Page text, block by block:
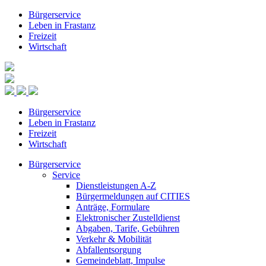
Bürgerservice
Leben in Frastanz
Freizeit
Wirtschaft
Bürgerservice
Leben in Frastanz
Freizeit
Wirtschaft
Bürgerservice
Service
Dienstleistungen A-Z
Bürgermeldungen auf CITIES
Anträge, Formulare
Elektronischer Zustelldienst
Abgaben, Tarife, Gebühren
Verkehr & Mobilität
Abfallentsorgung
Gemeindeblatt, Impulse